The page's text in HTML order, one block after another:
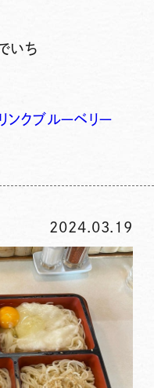
いち
ンクブルーベリー
2024.03.19